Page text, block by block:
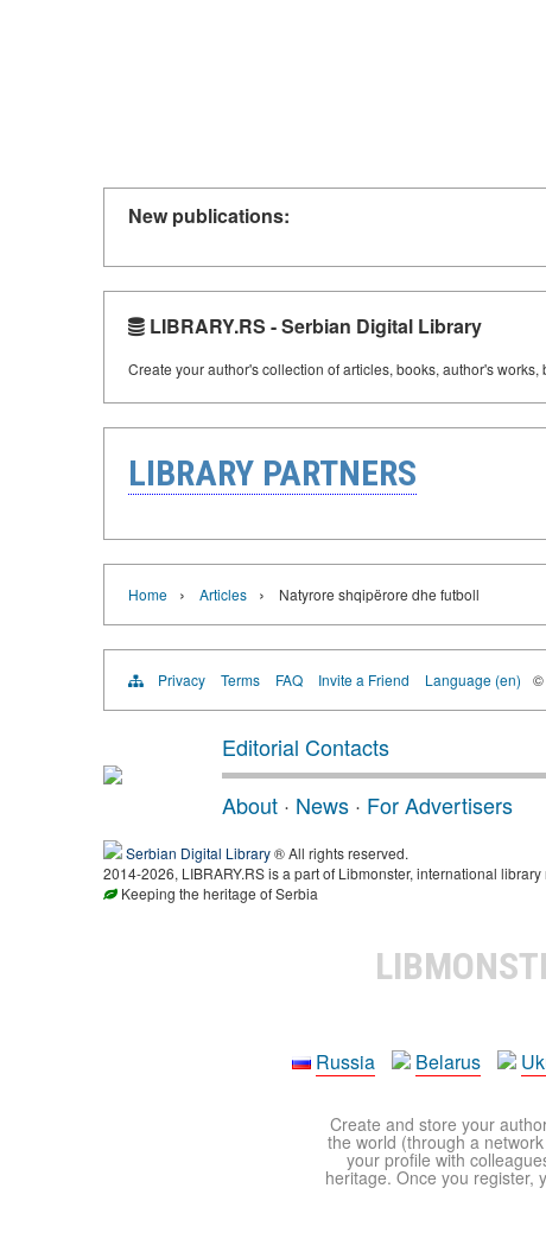
New publications:
LIBRARY.RS - Serbian Digital Library
Create your author's collection of articles, books, author's
LIBRARY PARTNERS
Home › Articles › Natyrore shqipërore dhe futboll
Privacy Terms FAQ Invite a Friend Language (en) ©
Editorial Contacts
About · News · For Advertisers
Serbian Digital Library® All rights reserved.
2014-2026, LIBRARY.RS is a part of Libmonster, international library
Keeping the heritage of Serbia
Russia
Belarus
Create and store your
the world (through a
your profile with
heritage. Once you register,